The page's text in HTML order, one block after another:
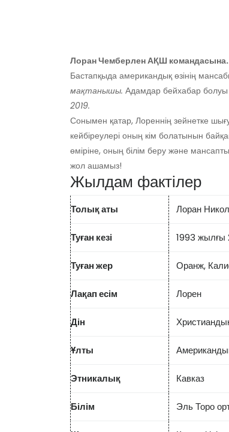
Лоран Чемберлен АҚШ командасына.
Бастапқыда американдық өзінің
мақтанышы. Адамдар бейхабар болуы
2019.
Сонымен қатар, Лореннің зейнетке
кейбіреулері оның кім болатынын
өміріне, оның білім беру және
жол ашамыз!
Жылдам фактілер
Толық аты Лоран
Туған кезі 1993 жылғы
Туған жер Оранж,
Лақап есім Лорен
Дін
Ұлты
Этникалық Кавказ
Білім Эль Торо